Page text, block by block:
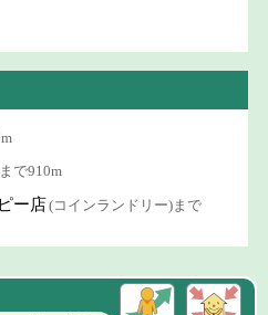
まで910m
ー店(コインランドリー)まで